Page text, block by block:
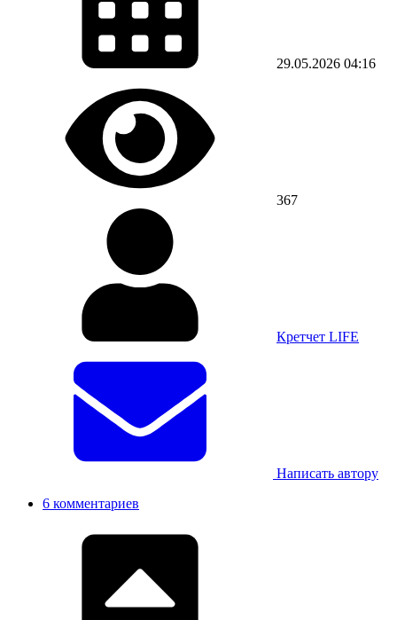
29.05.2026 04:16
367
Кретчет LIFE
Написать автору
6 комментариев